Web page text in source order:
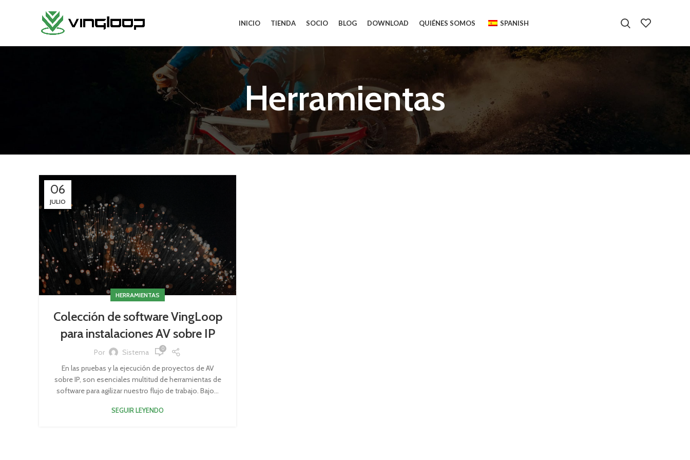
INICIO TIENDA SOCIO BLOG DOWNLOAD QUIÉNES SOMOS SPANISH
Herramientas
06
JULIO
HERRAMIENTAS
Colección de software VingLoop
para instalaciones AV sobre IP
Por Sistema 0
En las pruebas y la ejecución de proyectos de AV
sobre IP, son esenciales multitud de herramientas de
software para agilizar nuestro flujo de trabajo. Bajo...
SEGUIR LEYENDO